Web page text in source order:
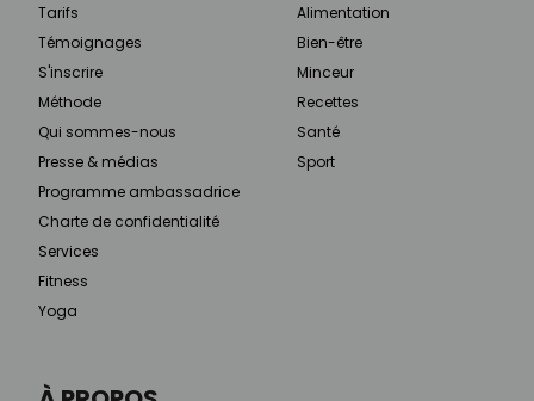
Tarifs
Témoignages
S'inscrire
Méthode
Qui sommes-nous
Presse & médias
Programme ambassadrice
Charte de confidentialité
Services
Fitness
Yoga
Alimentation
Bien-être
Minceur
Recettes
Santé
Sport